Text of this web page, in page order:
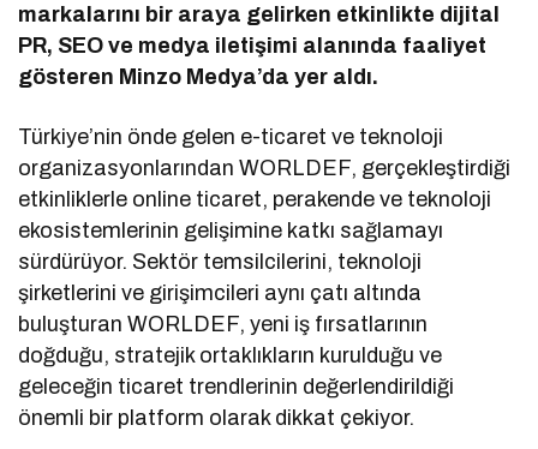
markalarını bir araya gelirken etkinlikte dijital
PR, SEO ve medya iletişimi alanında faaliyet
gösteren Minzo Medya’da yer aldı.
Türkiye’nin önde gelen e-ticaret ve teknoloji
organizasyonlarından WORLDEF, gerçekleştirdiği
etkinliklerle online ticaret, perakende ve teknoloji
ekosistemlerinin gelişimine katkı sağlamayı
sürdürüyor. Sektör temsilcilerini, teknoloji
şirketlerini ve girişimcileri aynı çatı altında
buluşturan WORLDEF, yeni iş fırsatlarının
doğduğu, stratejik ortaklıkların kurulduğu ve
geleceğin ticaret trendlerinin değerlendirildiği
önemli bir platform olarak dikkat çekiyor.